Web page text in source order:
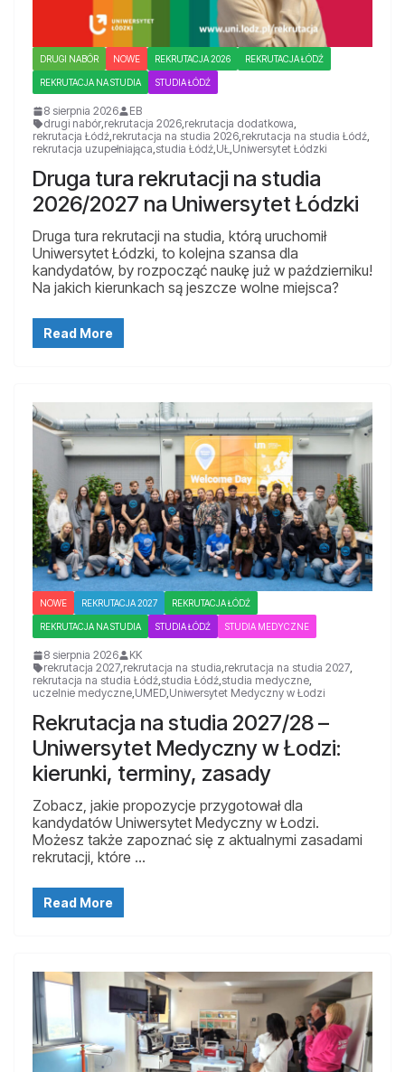
DRUGI NABÓR NOWE REKRUTACJA 2026 REKRUTACJA ŁÓDŹ
REKRUTACJA NA STUDIA STUDIA ŁÓDŹ
8 sierpnia 2026
EB
drugi nabór,rekrutacja 2026,rekrutacja dodatkowa,
rekrutacja Łódź,rekrutacja na studia 2026,rekrutacja na studia Łódź,
rekrutacja uzupełniająca,studia Łódź,UŁ,Uniwersytet Łódzki
Druga tura rekrutacji na studia
2026/2027 na Uniwersytet Łódzki
Druga tura rekrutacji na studia, którą uruchomił
Uniwersytet Łódzki, to kolejna szansa dla
kandydatów, by rozpocząć naukę już w październiku!
Na jakich kierunkach są jeszcze wolne miejsca?
Read More
NOWE REKRUTACJA 2027 REKRUTACJA ŁÓDŹ
REKRUTACJA NA STUDIA STUDIA ŁÓDŹ STUDIA MEDYCZNE
8 sierpnia 2026
KK
rekrutacja 2027,rekrutacja na studia,rekrutacja na studia 2027,
rekrutacja na studia Łódź,studia Łódź,studia medyczne,
uczelnie medyczne,UMED,Uniwersytet Medyczny w Łodzi
Rekrutacja na studia 2027/28 –
Uniwersytet Medyczny w Łodzi:
kierunki, terminy, zasady
Zobacz, jakie propozycje przygotował dla
kandydatów Uniwersytet Medyczny w Łodzi.
Możesz także zapoznać się z aktualnymi zasadami
rekrutacji, które …
Read More